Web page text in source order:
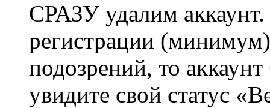
СРАЗУ удалим
регистрации
подозрений, то
увидите свой статус